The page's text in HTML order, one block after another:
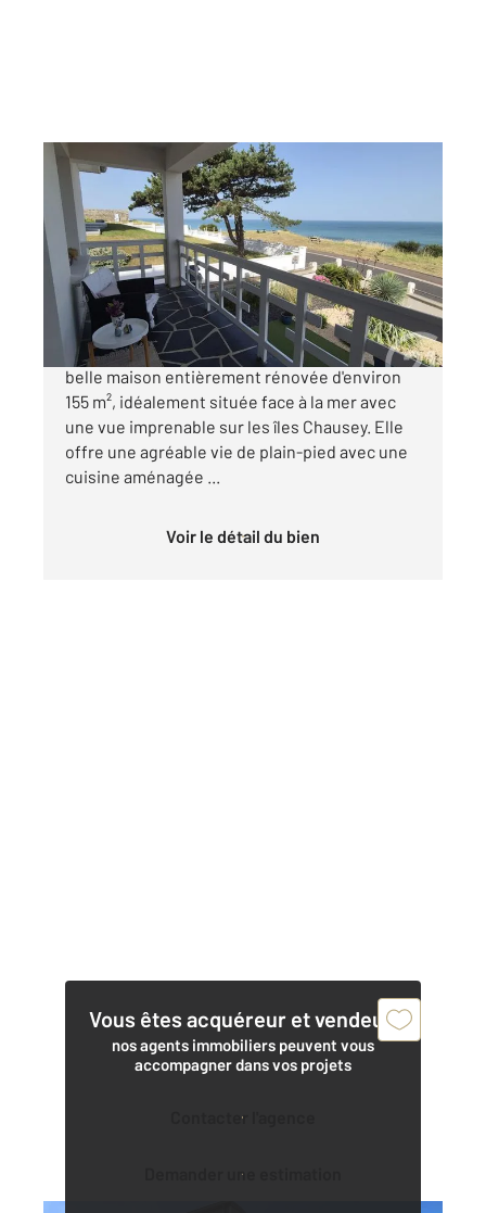
DONVILLE LES BAINS 50
155 m
, 7 pièces
Ref : 45503
Maison à vendre
948 000 €
CENTURY 21 Royer Immo vous propose cette
belle maison entièrement rénovée d'environ
155 m², idéalement située face à la mer avec
une vue imprenable sur les îles Chausey. Elle
offre une agréable vie de plain-pied avec une
cuisine aménagée ...
Voir le détail du bien
Vous êtes acquéreur et vendeur,
nos agents immobiliers peuvent vous
accompagner dans vos projets
Contacter l'agence
Demander une estimation